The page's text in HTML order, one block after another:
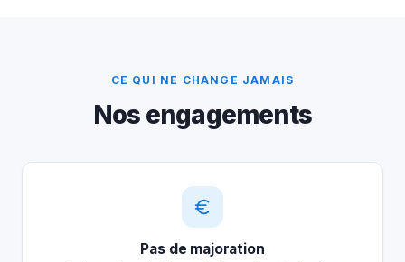
CE QUI NE CHANGE JAMAIS
Nos engagements
Pas de majoration